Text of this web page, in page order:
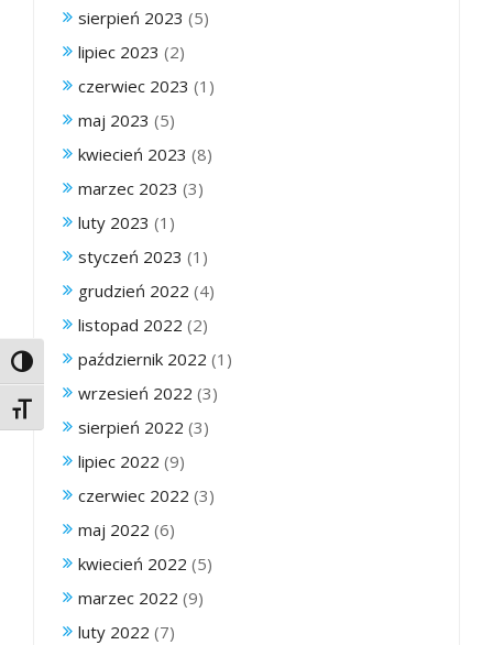
Toggle High Contrast
Toggle Font size
sierpień 2023 (5)
lipiec 2023 (2)
czerwiec 2023 (1)
maj 2023 (5)
kwiecień 2023 (8)
marzec 2023 (3)
luty 2023 (1)
styczeń 2023 (1)
grudzień 2022 (4)
listopad 2022 (2)
październik 2022 (1)
wrzesień 2022 (3)
sierpień 2022 (3)
lipiec 2022 (9)
czerwiec 2022 (3)
maj 2022 (6)
kwiecień 2022 (5)
marzec 2022 (9)
luty 2022 (7)